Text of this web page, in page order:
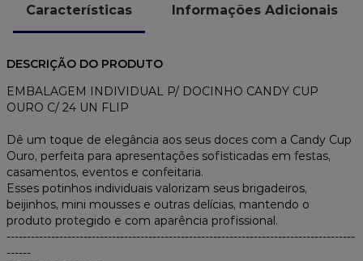
Características Informações Adicionais
DESCRIÇÃO DO PRODUTO
EMBALAGEM INDIVIDUAL P/ DOCINHO CANDY CUP
OURO C/ 24 UN FLIP
Dê um toque de elegância aos seus doces com a Candy Cup
Ouro, perfeita para apresentações sofisticadas em festas,
casamentos, eventos e confeitaria.
Esses potinhos individuais valorizam seus brigadeiros,
beijinhos, mini mousses e outras delícias, mantendo o
produto protegido e com aparência profissional.
--------------------------------------------------------------------------------------
------